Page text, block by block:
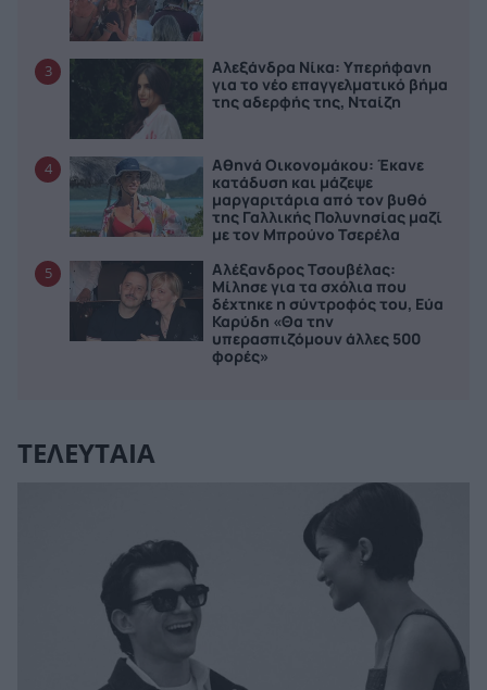
3
Αλεξάνδρα Νίκα: Υπερήφανη
για το νέο επαγγελματικό βήμα
της αδερφής της, Νταίζη
4
Αθηνά Οικονομάκου: Έκανε
κατάδυση και μάζεψε
μαργαριτάρια από τον βυθό
της Γαλλικής Πολυνησίας μαζί
με τον Μπρούνο Τσερέλα
5
Αλέξανδρος Τσουβέλας:
Μίλησε για τα σχόλια που
δέχτηκε η σύντροφός του, Εύα
Καρύδη «Θα την
υπερασπιζόμουν άλλες 500
φορές»
ΤΕΛΕΥΤΑΙΑ